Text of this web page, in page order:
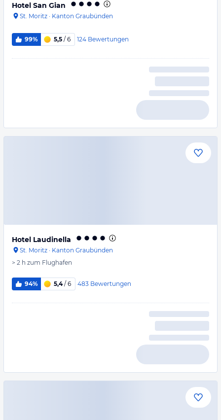
Hotel San Gian
St. Moritz · Kanton Graubünden
99% 5,5 / 6 124 Bewertungen
Hotel Laudinella
St. Moritz · Kanton Graubünden
> 2 h zum Flughafen
94% 5,4/ 6 483 Bewertungen